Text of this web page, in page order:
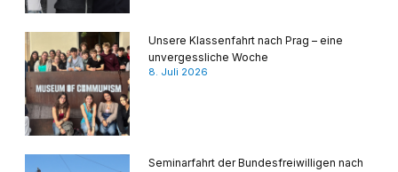
Unsere Klassenfahrt nach Prag – eine
unvergessliche Woche
8. Juli 2026
Seminarfahrt der Bundesfreiwilligen nach